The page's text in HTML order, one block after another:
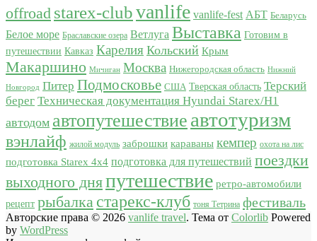
offroad starex-clubvanlife vanlife-fest АБТ Беларусь
Белое море Браславские озера Ветлуга Выставка Готовим в
путешествии Кавказ Карелия Кольский Крым
Макаршино Мичиган Москва Нижегородская область Нижний
Новгород Питер Подмосковье США Тверская область Терский
берег Техническая документация Hyundai Starex/H1
автодом автопутешествие автотуризм
вэнлайф жилой модуль заброшки караваны кемпер охота на лис
подготовка Starex 4x4 подготовка для путешествий поездки
выходного дняпутешествие ретро-автомобили
рецепт рыбалка старекс-клуб тоня Тетрина фестиваль
Авторские права © 2026 vanlife travel. Тема от Colorlib Powered
by WordPress